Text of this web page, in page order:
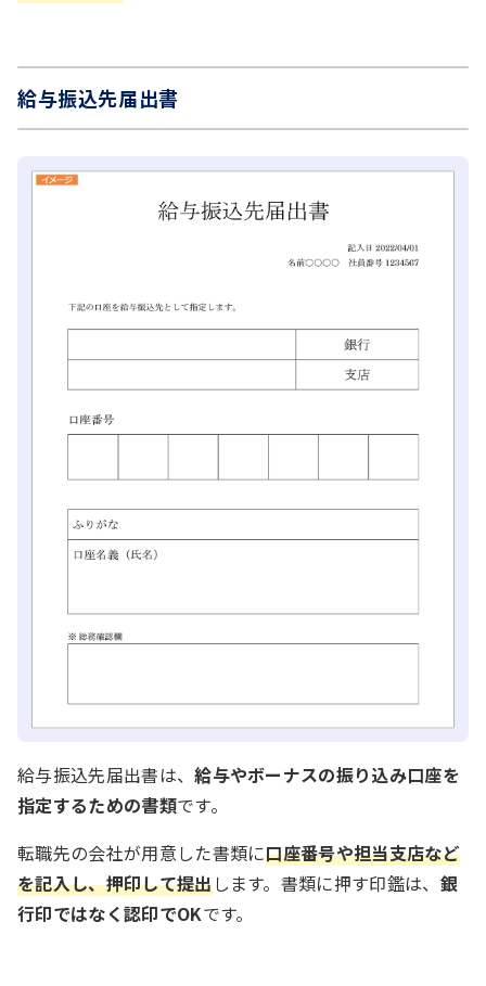
給与振込先届出書
給与振込先届出書は、給与やボーナスの振り込み口座を
指定するための書類です。
転職先の会社が用意した書類に口座番号や担当支店など
を記入し、押印して提出します。書類に押す印鑑は、 銀
行印ではなく認印でOKです。